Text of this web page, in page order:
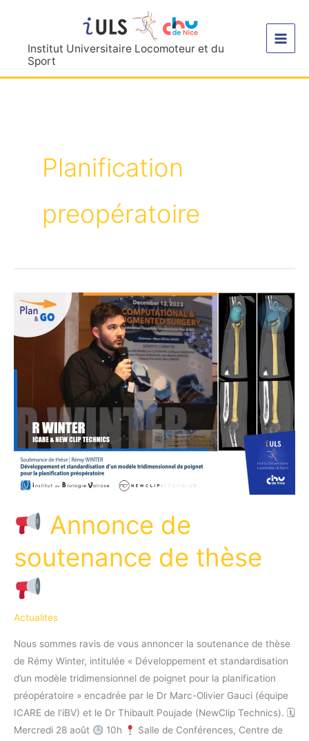
contenuInstitut Universitaire Locomoteur et du
Sport
Planification
preopératoire
Annonce de
soutenance de thèse
Actualites
Nous sommes ravis de vous annoncer la soutenance de thèse
de Rémy Winter, intitulée « Développement et standardisation
d’un modèle tridimensionnel de poignet pour la planification
préopératoire » encadrée par le Dr Marc-Olivier Gauci (équipe
ICARE de l‘iBV) et le Dr Thibault Poujade (NewClip Technics). 🗓
Mercredi 28 août
10h
Salle de Conférences, Centre de